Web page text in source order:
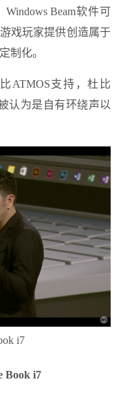
Beam软件可
戏玩家提供创造属于
制化。
ATMOS支持，杜比
认为是自有环绕声以
i7
Book i7